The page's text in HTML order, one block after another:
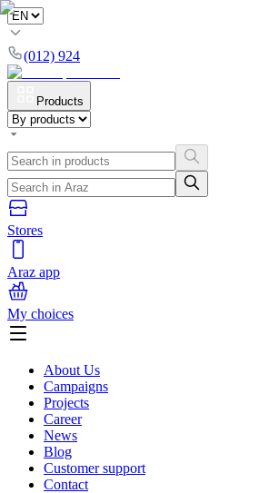
(012) 924
Products
Stores
Araz app
My choices
About Us
Campaigns
Projects
Career
News
Blog
Customer support
Contact